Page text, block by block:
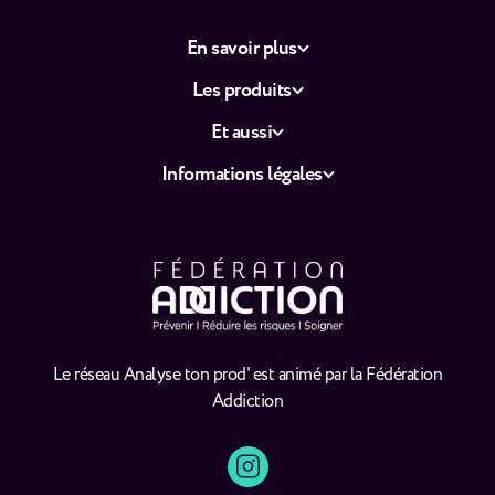
Le réseau Analyse ton prod' est animé par la Fédération
Addiction
En savoir plus
Les produits
Et aussi
Informations légales